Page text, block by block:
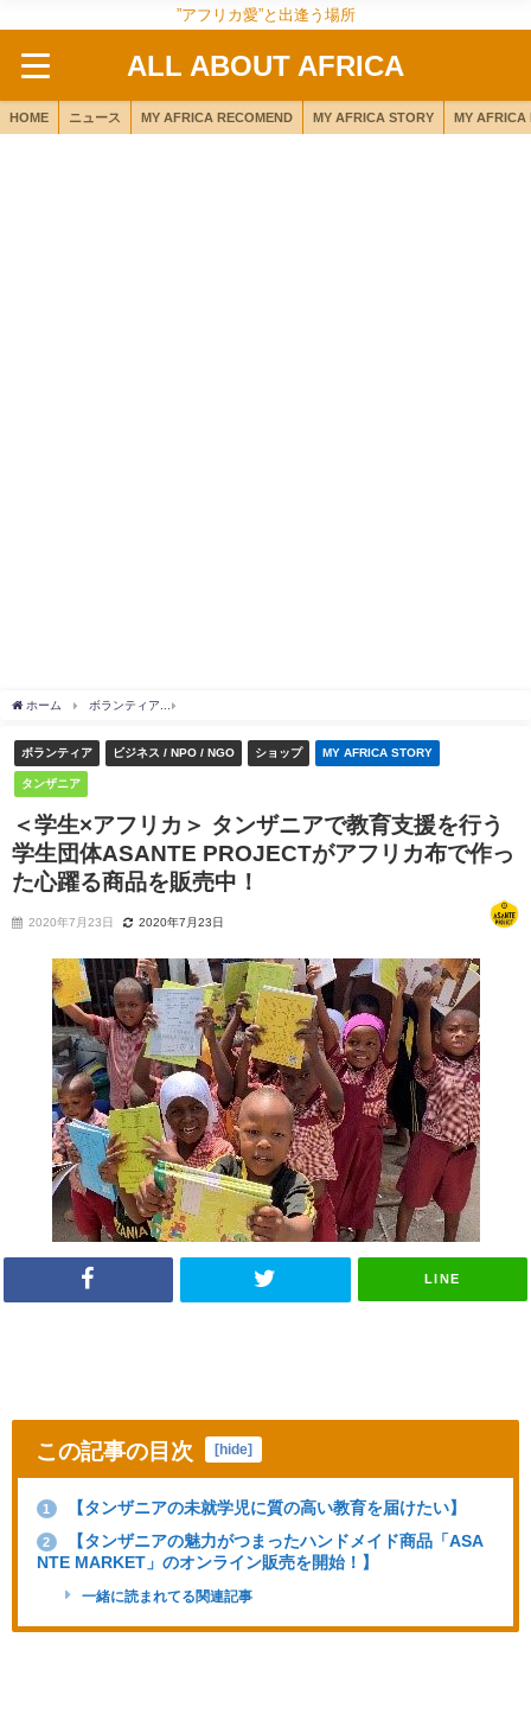
”アフリカ愛”と出逢う場所
ALL ABOUT AFRICA
HOME ニュース MY AFRICA RECOMEND MY AFRICA STORY MY AFRICA
ホーム ボランティア
ボランティア ビジネス / NPO / NGO ショップ MY AFRICA STORY
タンザニア
＜学生×アフリカ＞ タンザニアで教育支援を行う
学生団体ASANTE PROJECTがアフリカ布で作っ
た心躍る商品を販売中！
2020年7月23日 2020年7月23日
LINE
この記事の目次 [hide]
1 【タンザニアの未就学児に質の高い教育を届けたい】
2
【タンザニアの魅力がつまったハンドメイド商品「ASA
NTE MARKET」のオンライン販売を開始！】
一緒に読まれてる関連記事